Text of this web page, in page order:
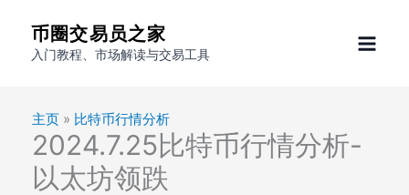
币圈交易员之家
入门教程、市场解读与交易工具
主页 » 比特币行情分析
2024.7.25比特币行情分析-
以太坊领跌